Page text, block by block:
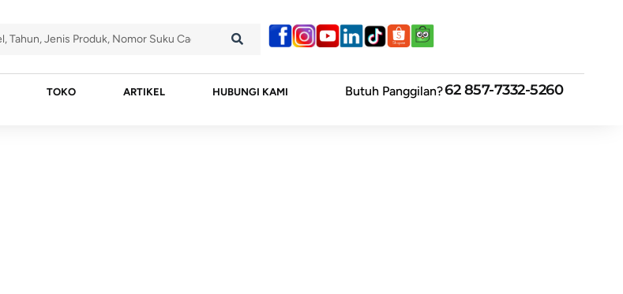
TOKO ARTIKEL HUBUNGI KAMI Butuh Panggilan?62 857-7332-5260